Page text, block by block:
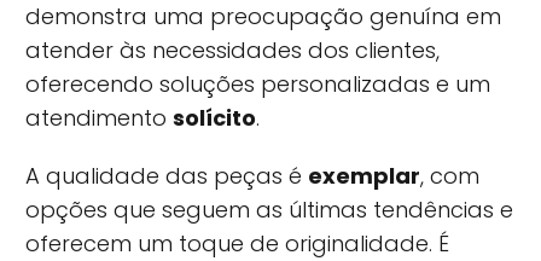
demonstra uma preocupação genuína em
atender às necessidades dos clientes,
oferecendo soluções personalizadas e um
atendimento solícito.
A qualidade das peças é exemplar, com
opções que seguem as últimas tendências e
oferecem um toque de originalidade. É